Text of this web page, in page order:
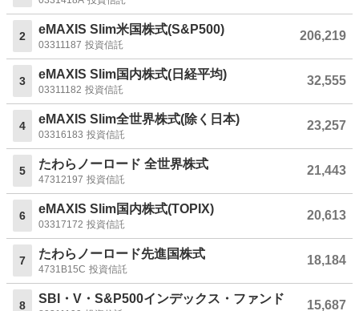
2 eMAXIS Slim米国株式(S&P500)
03311187 投資信託
206,219
3 eMAXIS Slim国内株式(日経平均)
03311182 投資信託
32,555
4 eMAXIS Slim全世界株式(除く日本)
03316183 投資信託
23,257
5 たわらノーロード 全世界株式
47312197 投資信託
21,443
6 eMAXIS Slim国内株式(TOPIX)
03317172 投資信託
20,613
7 たわらノーロード先進国株式
4731B15C 投資信託
18,184
8 SBI・V・S&P500インデックス・ファンド 15,687